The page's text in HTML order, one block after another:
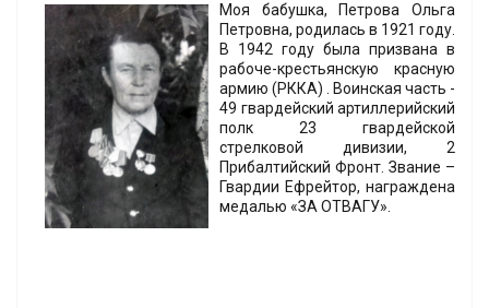
Моя бабушка, Петрова Ольга
Петровна, родилась в 1921 году.
В 1942 году была призвана в
рабоче-крестьянскую красную
армию (РККА) . Воинская часть -
49 гвардейский артиллерийский
полк 23 гвардейской
стрелковой дивизии, 2
Прибалтийский Фронт. Звание –
Гвардии Ефрейтор, награждена
медалью «ЗА ОТВАГУ».